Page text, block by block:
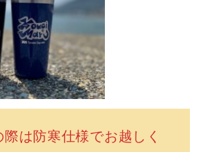
は防寒仕様でお越しく